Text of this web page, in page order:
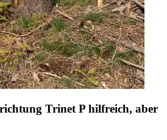
Trinet P hilfreich, aber